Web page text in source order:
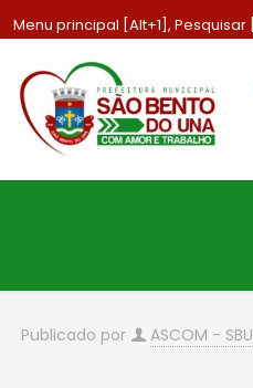
Menu principal [Alt+1],
Publicado por ASCOM - SBU